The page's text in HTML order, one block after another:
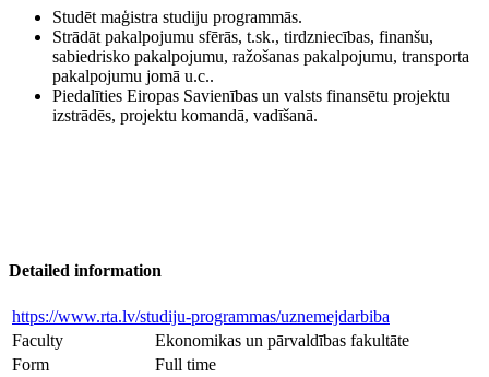
Studēt maģistra studiju programmās.
Strādāt pakalpojumu sfērās, t.sk., tirdzniecības, finanšu,
sabiedrisko pakalpojumu, ražošanas pakalpojumu, transporta
pakalpojumu jomā u.c..
Piedalīties Eiropas Savienības un valsts finansētu projektu
izstrādēs, projektu komandā, vadīšanā.
Detailed information
https://www.rta.lv/studiju-programmas/uznemejdarbiba
Faculty
Ekonomikas un pārvaldības fakultāte
Form
Full time